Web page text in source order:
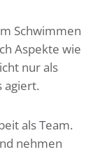
Schwimmen
Aspekte wie
nur als
agiert.
als Team.
nehmen